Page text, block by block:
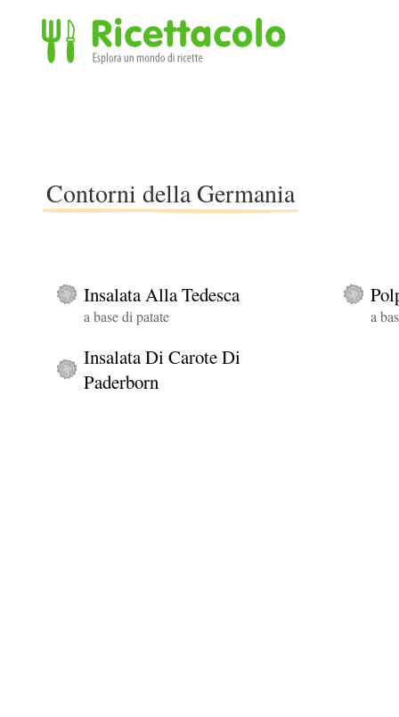
Contorni della Germania
Insalata Alla Tedesca
a base di patate a
Insalata Di Carote Di
Paderborn